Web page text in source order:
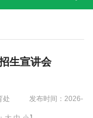
生宣讲会
处 发布时间：2026-